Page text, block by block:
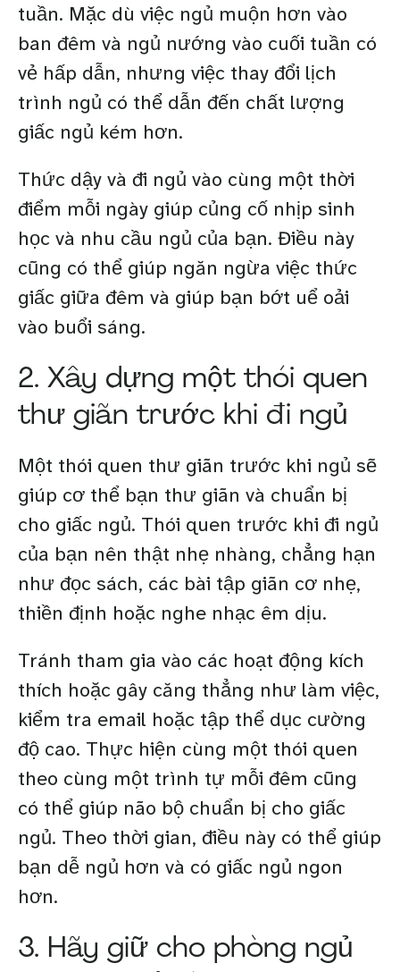
tuần. Mặc dù việc ngủ muộn hơn vào
ban đêm và ngủ nướng vào cuối tuần có
vẻ hấp dẫn, nhưng việc thay đổi lịch
trình ngủ có thể dẫn đến chất lượng
giấc ngủ kém hơn.
Thức dậy và đi ngủ vào cùng một thời
điểm mỗi ngày giúp củng cố nhịp sinh
học và nhu cầu ngủ của bạn. Điều này
cũng có thể giúp ngăn ngừa việc thức
giấc giữa đêm và giúp bạn bớt uể oải
vào buổi sáng.
2. Xây dựng một thói quen
thư giãn trước khi đi ngủ
Một thói quen thư giãn trước khi ngủ sẽ
giúp cơ thể bạn thư giãn và chuẩn bị
cho giấc ngủ. Thói quen trước khi đi ngủ
của bạn nên thật nhẹ nhàng, chẳng hạn
như đọc sách, các bài tập giãn cơ nhẹ,
thiền định hoặc nghe nhạc êm dịu.
Tránh tham gia vào các hoạt động kích
thích hoặc gây căng thẳng như làm việc,
kiểm tra email hoặc tập thể dục cường
độ cao. Thực hiện cùng một thói quen
theo cùng một trình tự mỗi đêm cũng
có thể giúp não bộ chuẩn bị cho giấc
ngủ. Theo thời gian, điều này có thể giúp
bạn dễ ngủ hơn và có giấc ngủ ngon
hơn.
3. Hãy giữ cho phòng ngủ